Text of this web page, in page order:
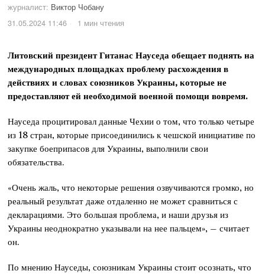
журналист: Виктор Чобану
31.05.2024 11:46
1 мин чтения
Литовский президент Гитанас Науседа обещает поднять на
международных площадках проблему расхождения в
действиях и словах союзников Украины, которые не
предоставляют ей необходимой военной помощи вовремя.
Науседа процитировал данные Чехии о том, что только четыре
из 18 стран, которые присоединились к чешской инициативе по
закупке боеприпасов для Украины, выполнили свои
обязательства.
«Очень жаль, что некоторые решения озвучиваются громко, но
реальный результат даже отдаленно не может сравниться с
декларациями. Это большая проблема, и наши друзья из
Украины неоднократно указывали на нее пальцем», – считает
он.
По мнению Науседы, союзникам Украины стоит осознать, что